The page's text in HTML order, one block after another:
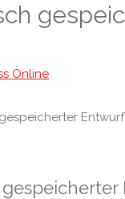
Online
Entwurf